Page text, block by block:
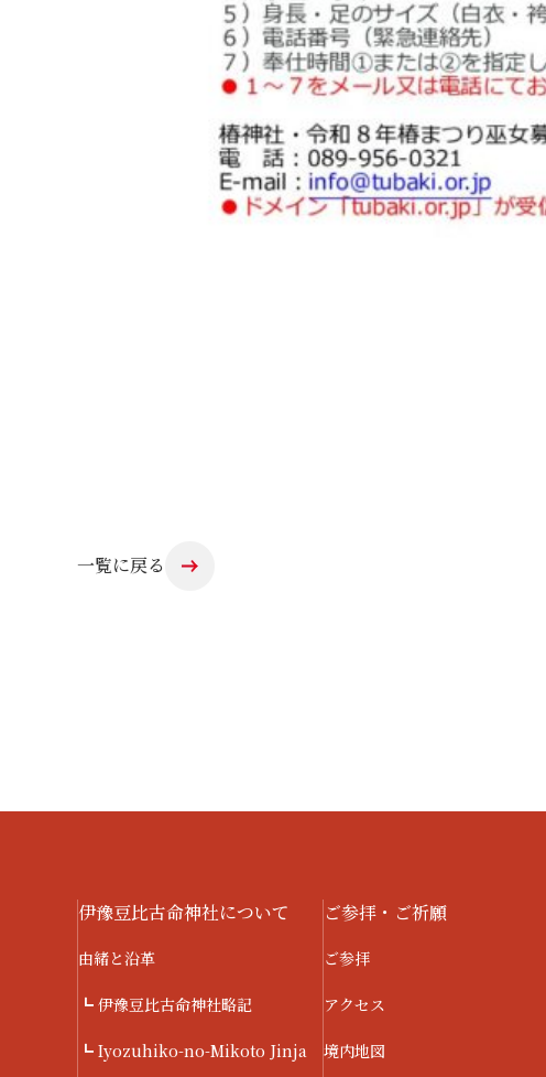
一覧に戻る
伊豫豆比古命神社について
由緒と沿革
┗ 伊豫豆比古命神社略記
┗ Iyozuhiko-no-Mikoto Jinja
ご参拝・ご祈願
ご参拝
アクセス
境内地図